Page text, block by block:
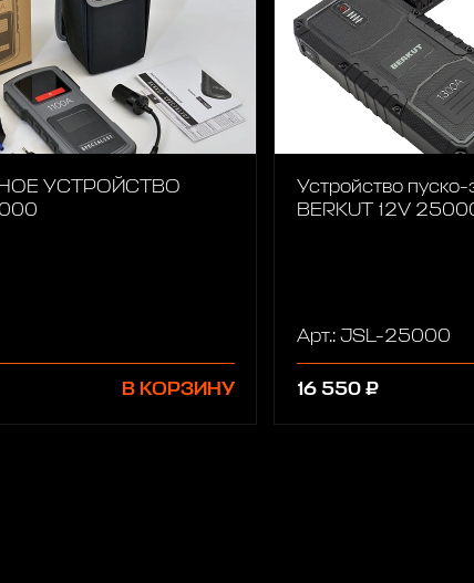
УСТРОЙСТВО
В КОРЗИНУ
Устройство
BERKUT 12V
Арт.: JSL-25000
16 550 ₽